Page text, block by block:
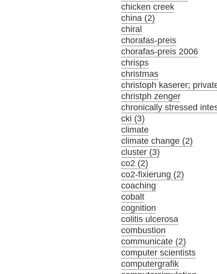
chicken creek
china (2)
chiral
chorafas-preis
chorafas-preis 2006
chrisps
christmas
christoph kaserer;
christph zenger
chronically stressed
cki (3)
climate
climate change (2)
cluster (3)
co2 (2)
co2-fixierung (2)
coaching
cobalt
cognition
colitis ulcerosa
combustion
communicate (2)
computer scientists
computergrafik